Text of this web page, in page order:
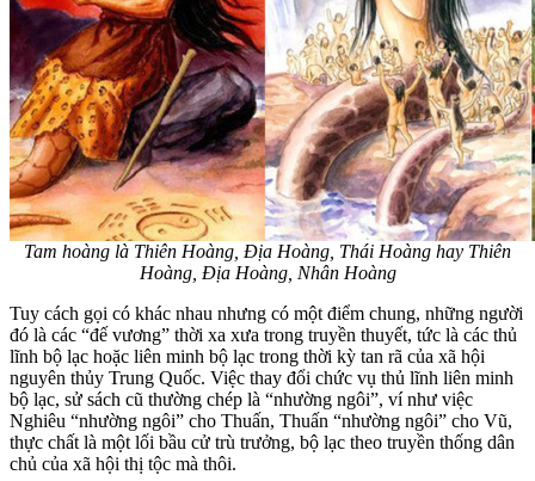
Tam hoàng là Thiên Hoàng, Địa Hoàng, Thái Hoàng hay Thiên
Hoàng, Địa Hoàng, Nhân Hoàng
Tuy cách gọi có khác nhau nhưng có một điểm chung, những người
đó là các “đế vương” thời xa xưa trong truyền thuyết, tức là các thủ
lĩnh bộ lạc hoặc liên minh bộ lạc trong thời kỳ tan rã của xã hội
nguyên thủy Trung Quốc. Việc thay đổi chức vụ thủ lĩnh liên minh
bộ lạc, sử sách cũ thường chép là “nhường ngôi”, ví như việc
Nghiêu “nhường ngôi” cho Thuấn, Thuấn “nhường ngôi” cho Vũ,
thực chất là một lối bầu cử trù trưởng, bộ lạc theo truyền thống dân
chủ của xã hội thị tộc mà thôi.